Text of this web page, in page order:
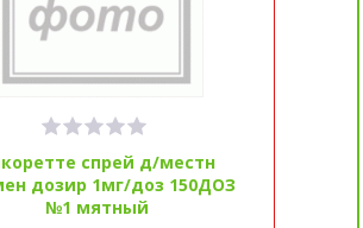
спрей д/местн
дозир 1мг/доз 150ДОЗ
№1 мятный